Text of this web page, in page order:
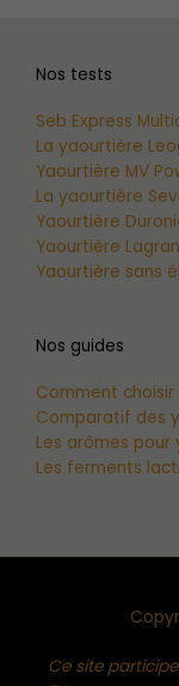
Nos tests
Seb Express
La yaourtière
Yaourtière MV
La yaourtière
Yaourtière
Yaourtière
Yaourtière sans
Nos guides
Comment
Comparatif des
Les arômes pour
Les ferments
Ce site